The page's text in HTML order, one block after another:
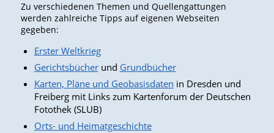
Zu verschiedenen Themen und Quellengattungen
werden zahlreiche Tipps auf eigenen Webseiten
gegeben:
Erster Weltkrieg
Gerichtsbücherund Grundbücher
Karten, Pläne und Geobasisdaten in Dresden und
Freiberg mit Links zum Kartenforum der Deutschen
Fotothek (SLUB)
Orts- und Heimatgeschichte